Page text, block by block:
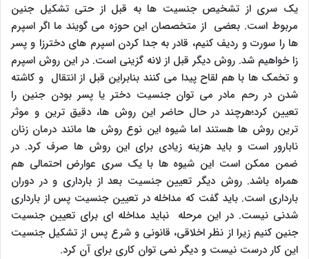
یک سری از تشخیص جنسیت ها به قبل از حتی تشکیل جنین
مربوط است. بعضی از متخصصان این حوزه می گویند ما اگر اسپرم
ها را سورت و ردیف کنیم، قادر به جدا کردن اسپرم های دخترزا و پسر
زا خواهیم شد. روش دیگر قبل از لانه گزینی است. در این روش اسپرم
و تخمک ها با هم لقاح پیدا می کنند بنابراین قبل از انتقال و کاشته
شدن در رحم مادر می توان جنسیت دختر یا پسر بودن جنین را
تعیین کرد؛هرچند در حال حاضر این روش ها، دقیق ترین و موثر
ترین روش ها هستند اما شیوه این نوع روش ها مانند درمان زنان
نابارور است و باید هزینه زیادی برای این روش ها صرف کرد. در
ضمن ممکن است این شیوه ها با یک سری عوارض احتمالی هم
همراه باشد. روش دیگر تعیین جنسیت بعد از بارداری و در دوران
بارداری است. باید گفت که مداخله در تعیین جنسیت پس از بارداری
شدنی نیست. در این مرحله نباید مداخله ای برای تعیین جنسیت
جنین کنیم زیرا از نظر اخلاقی، قانونی و شرع پس از تشکیل جنسیت
این کار درست نیست و دیگر نمی توان کاری برای آن کرد.